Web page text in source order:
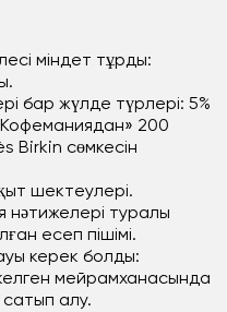
міндет тұрды:
бар жүлде түрлері: 5%
200
Birkin сөмкесін
шектеулері.
нәтижелері туралы
есеп пішімі.
керек болды:
мейрамханасында
сатып алу.